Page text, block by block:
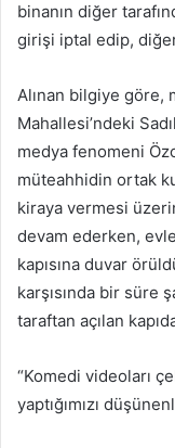
binanın diğer
girişi iptal edip, diğer
Alınan bilgiye göre,
Mahallesi’ndeki
medya fenomeni
müteahhidin ortak
kiraya vermesi
devam ederken,
kapısına duvar
karşısında bir süre
taraftan açılan
“Komedi videoları
yaptığımızı